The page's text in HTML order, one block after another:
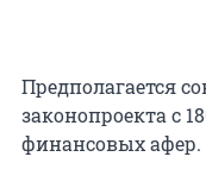
Предполагается
законопроекта с
финансовых афер.